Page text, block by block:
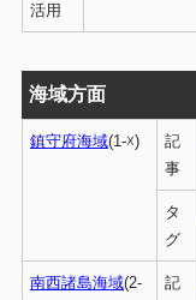
活用
海域方面
鎮守府海域(1-☓)
記
事
タ
グ
南西諸島海域(2-
記